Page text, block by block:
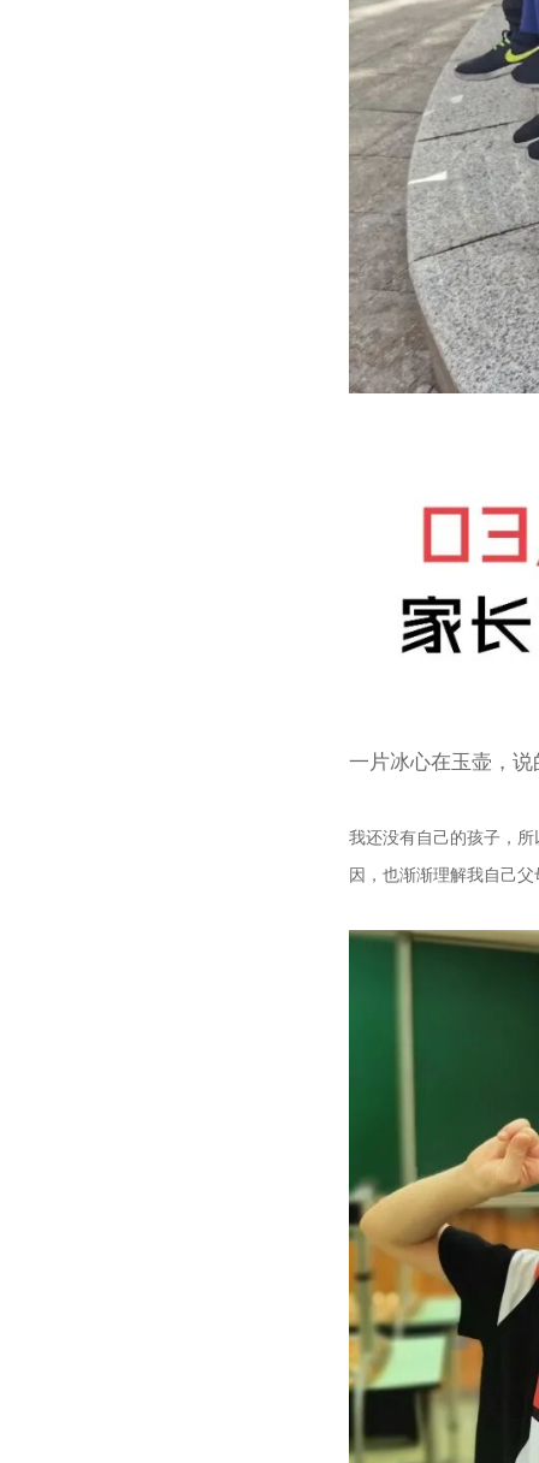
一片冰心在玉壶，
我还没有自己的孩子，
因，也渐渐理解我自己